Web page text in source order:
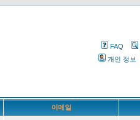
FAQ
개인 정보
이메일